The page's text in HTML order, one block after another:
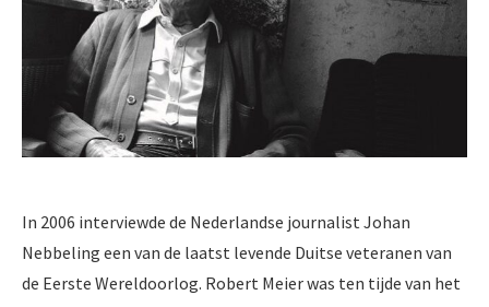
In 2006 interviewde de Nederlandse journalist Johan
Nebbeling een van de laatst levende Duitse veteranen van
de Eerste Wereldoorlog. Robert Meier was ten tijde van het